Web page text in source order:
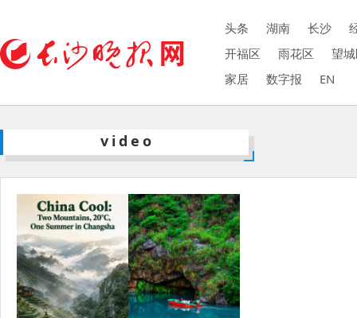
头条 湖南 长沙
开福区
雨花区
望
家居
数字报 EN
video